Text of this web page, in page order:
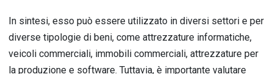
In sintesi, esso può essere utilizzato in diversi settori e per
diverse tipologie di beni, come attrezzature informatiche,
veicoli commerciali, immobili commerciali, attrezzature per
la produzione e software. Tuttavia, è importante valutare